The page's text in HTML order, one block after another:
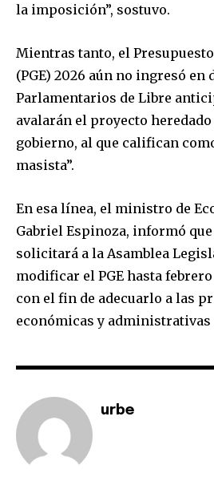
Join our
SUBSCRIBERS and
To subscribe, simply enter your email
or click the subscribe button below.
your privacy and won't spam your
safe with us.
SUBSCRIBE
I've read and accept the
la imposición”, sostuvo.
Mientras tanto, el
(PGE) 2026 aún no ingresó en
Parlamentarios de Libre
avalarán el proyecto
gobierno, al que califican
masista”.
En esa línea, el ministro de
Gabriel Espinoza, informó
solicitará a la Asamblea
modificar el PGE hasta
con el fin de adecuarlo a las
económicas y administrativas
urbe